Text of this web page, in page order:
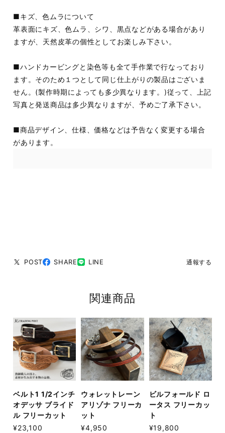
■キズ、色ムラについて
革表面にキズ、色ムラ、シワ、黒点などがある場合があり
ますが、天然皮革の個性としてお楽しみ下さい。
■ハンドカービングと染色等も全て手作業で行なっており
ます。そのため１つとして同じ仕上がりの製品はございま
せん。(製作時期によっても多少異なります。)従って、上記
写真と発送商品は多少異なりますが、予めご了承下さい。
■商品デザイン、仕様、価格などは予告なく変更する場合
があります。
POST SHARE LINE 通報する
関連商品
ベルト1 1/2インチ
オデッサ ブライド
ル フリーカット
¥23,100
ウォレットレーン
アリゾナ フリーカ
ット
¥4,950
ビルフォールド ロ
ータス フリーカッ
ト
¥19,800